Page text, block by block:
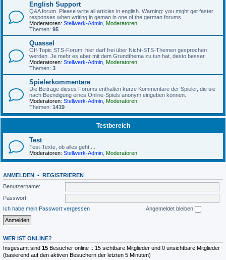
English Support
Q&A forum. Please write all articles in english. Warning: you might get faster
responses when writing in geman in one of the german forums.
Moderatoren: Stellwerk-Admin Moderatoren
Themen: 95
Quassel
Off-Topic STS-Forum, hier darf frei über Nicht-STS-Themen gesprochen
werden. Je mehr es aber mit dem Grundthema zu tun hat, desto besser.
Moderatoren: Stellwerk-Admin Moderatoren
Themen: 3
Spielerkommentare
Die Beiträge dieses Forums enthalten kurze Kommentare der Spieler, die sie
nach Beendigung eines Online-Spiels anonym eingeben können.
Moderatoren: Stellwerk-Admin Moderatoren
Themen: 1419
Testbereich
Test
Test-Texte, ob alles geht....
Moderatoren: Stellwerk-Admin Moderatoren
ANMELDEN • REGISTRIEREN
Benutzername:
Passwort:
Ich habe mein Passwort vergessen
Angemeldet bleiben
WER IST ONLINE?
Insgesamt sind 15 Besucher online :: 15 sichtbare Mitglieder und 0 unsichtbare Mitglieder
(basierend auf den aktiven Besuchern der letzten 5 Minuten)